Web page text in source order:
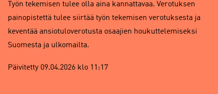
Työn tekemisen tulee olla aina kannattavaa. Verotuksen
painopistettä tulee siirtää työn tekemisen verotuksesta ja
keventää ansiotuloverotusta osaajien houkuttelemiseksi
Suomesta ja ulkomailta.
Päivitetty 09.04.2026 klo 11:17